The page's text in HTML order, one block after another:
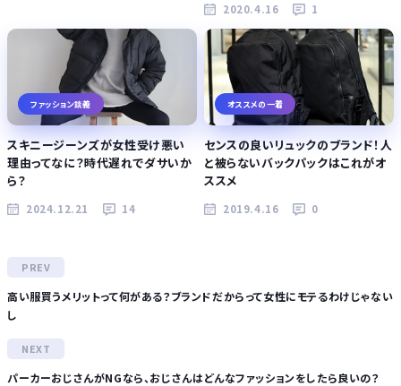
2020.4.16 1
ファッション談義
スキニージーンズが女性受け悪い
理由ってなに？時代遅れでダサいか
ら？
2024.12.21 14
オススメの一着
センスの良いリュックのブランド！人
と被らないバックパックはこれがオ
ススメ
2019.4.16 0
高い服買うメリットって何がある？ブランドだからって女性にモテるわけじゃない
し
パーカーおじさんがNGなら、おじさんはどんなファッションをしたら良いの？